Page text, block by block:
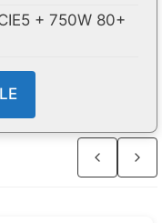
+ 750W 80+